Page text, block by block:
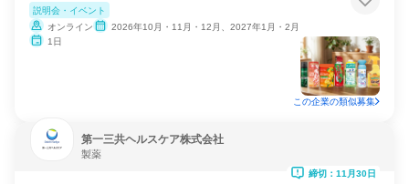
説明会・イベント
オンライン
2026年10月・11月・12月、2027年1月・2月
1日
この企業の類似募集
第一三共ヘルスケア株式会社
製薬
締切：11月30日